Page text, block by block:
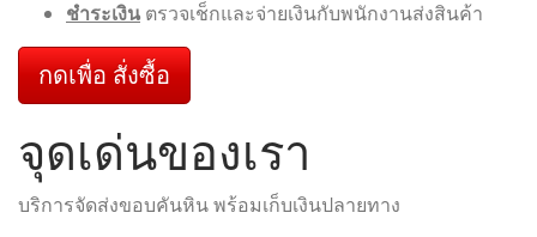
ชำระเงิน ตรวจเช็กและจ่ายเงินกับพนักงานส่งสินค้า
กดเพื่อ สั่งซื้อ
จุดเด่นของเรา
บริการจัดส่งขอบคันหิน พร้อมเก็บเงินปลายทาง